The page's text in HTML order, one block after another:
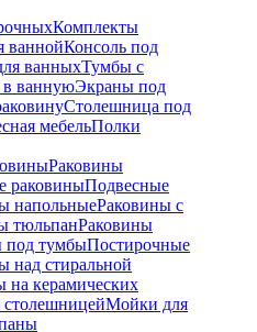
Комплекты
ваннойКонсоль под
ванныхТумбы с
ваннуюЭкраны под
Столешница под
мебельПолки
Раковины
раковиныПодвесные
напольныеРаковины с
тюльпанРаковины
под тумбыПостирочные
над стиральной
на керамических
Мойки для